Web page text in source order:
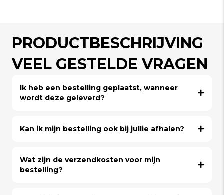
PRODUCTBESCHRIJVING
VEEL GESTELDE VRAGEN
Ik heb een bestelling geplaatst, wanneer
wordt deze geleverd?
Kan ik mijn bestelling ook bij jullie afhalen?
Wat zijn de verzendkosten voor mijn
bestelling?